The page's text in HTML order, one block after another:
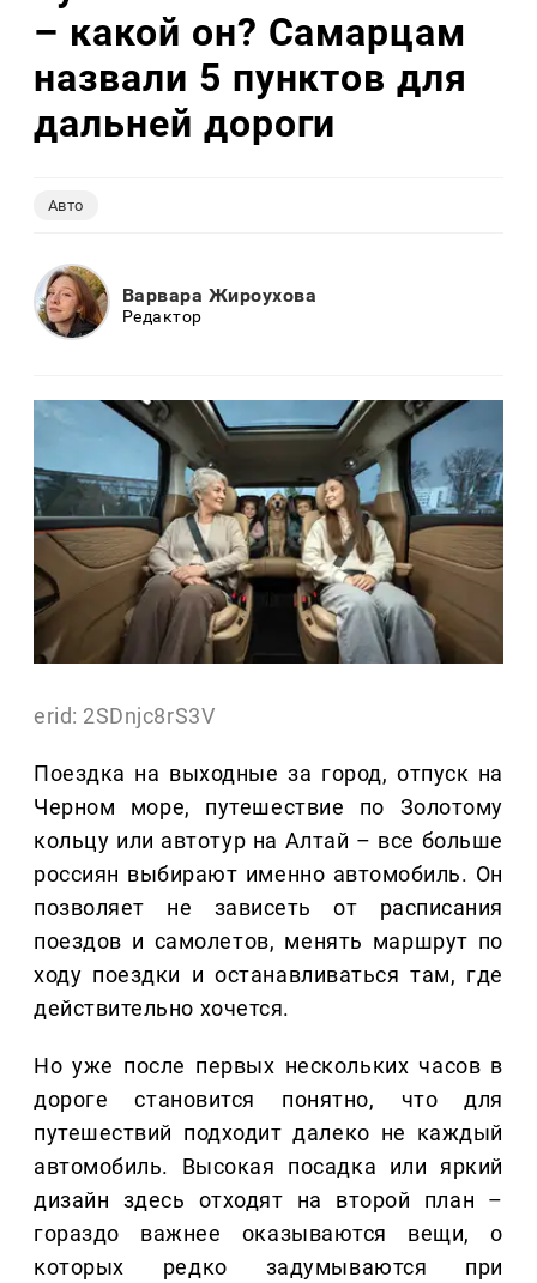
– какой он? Самарцам
назвали 5 пунктов для
дальней дороги
Авто
Варвара Жироухова
Редактор
erid: 2SDnjc8rS3V
Поездка на выходные за город, отпуск на
Черном море, путешествие по Золотому
кольцу или автотур на Алтай – все больше
россиян выбирают именно автомобиль. Он
позволяет не зависеть от расписания
поездов и самолетов, менять маршрут по
ходу поездки и останавливаться там, где
действительно хочется.
Но уже после первых нескольких часов в
дороге становится понятно, что для
путешествий подходит далеко не каждый
автомобиль. Высокая посадка или яркий
дизайн здесь отходят на второй план –
гораздо важнее оказываются вещи, о
которых редко задумываются при